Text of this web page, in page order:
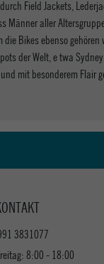
Field Jackets,
Männer aller
Bikes ebenso gehören
der Welt, e twa
mit besonderem Flair
3831077
8:00 - 18:00